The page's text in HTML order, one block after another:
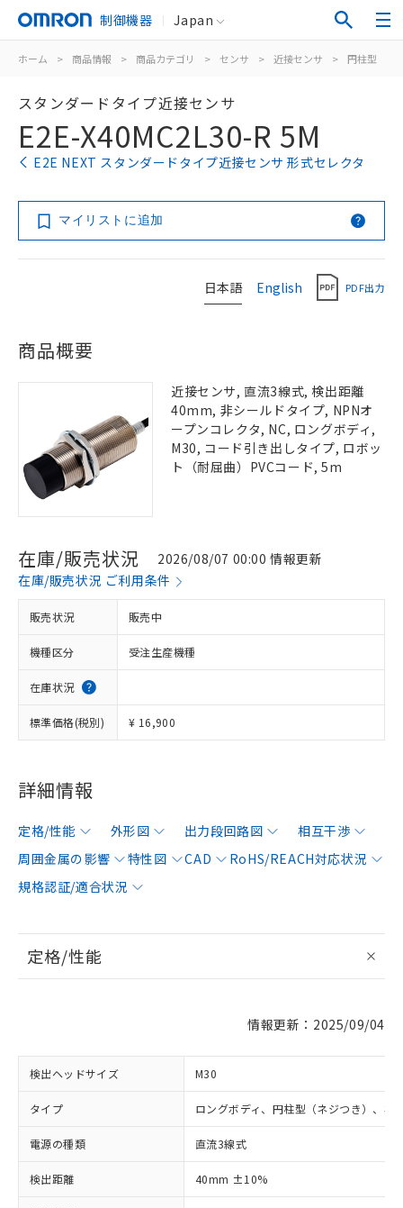
制御機器 Japan
ホーム > 商品情報 > 商品カテゴリ > センサ > 近接センサ > 円柱型
スタンダードタイプ近接センサ
E2E-X40MC2L30-R 5M
E2E NEXT スタンダードタイプ近接センサ 形式セレクタ
マイリストに追加
日本語 English PDF出力
商品概要
近接センサ, 直流3線式, 検出距離
40mm, 非シールドタイプ, NPNオ
ープンコレクタ, NC, ロングボディ,
M30, コード引き出しタイプ, ロボッ
ト（耐屈曲）PVCコード, 5m
在庫/販売状況
2026/08/07 00:00 情報更新
在庫/販売状況 ご利用条件
販売状況 販売中
機種区分 受注生産機種
在庫状況
標準価格(税別) ¥ 16,900
詳細情報
定格/性能 外形図 出力段回路図
相互干渉
周囲金属の影響
特性図 CAD
RoHS/REACH対応状況
規格認証/適合状況
定格/性能
情報更新：2025/09/04
検出ヘッドサイズ M30
タイプ ロングボディ、円柱型（ネジつき）、非
電源の種類 直流3線式
検出距離 40mm ±10%